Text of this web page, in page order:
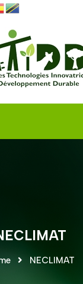
NECLIMAT